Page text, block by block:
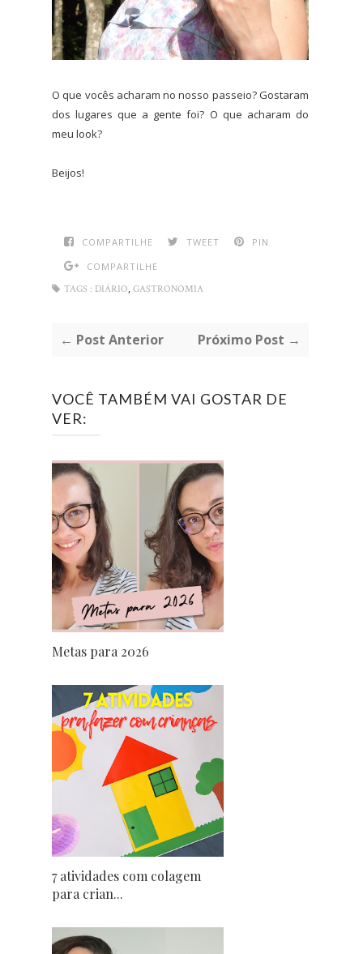
O que vocês acharam no nosso passeio? Gostaram
dos lugares que a gente foi? O que acharam do
meu look?
Beijos!
COMPARTILHE TWEET
PIN
COMPARTILHE
TAGS : DIÁRIO GASTRONOMIA
← Post Anterior Próximo Post →
VOCÊ TAMBÉM VAI GOSTAR DE
VER:
Metas para 2026
7 atividades com colagem
para crian...